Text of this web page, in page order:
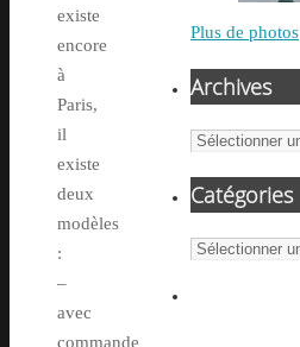
existe
encore
à
Paris,
il
existe
deux
modèles
:
–
avec
commande
Plus de photos
Archives
Archives
Catégories
Catégories